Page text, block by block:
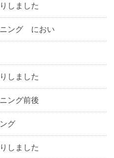
しました
ニング におい
しました
ング前後
グ
しました